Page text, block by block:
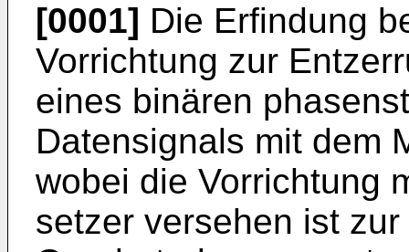
[0001] Die Erfindung
Vorrichtung zur
eines binären
Datensignals mit dem
wobei die Vorrichtung
setzer versehen ist